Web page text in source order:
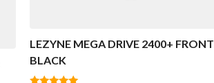
LEZYNE MEGA DRIVE 2400+ FRONT
BLACK